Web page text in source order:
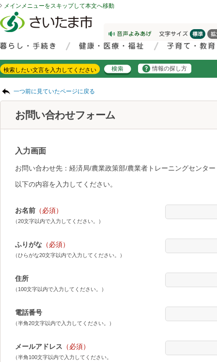
メインメニューをスキップして本文へ移動
情報の探し方
一つ前に見ていたページに戻る
お問い合わせフォーム
入力画面
お問い合わせ先：経済局/農業政策部/農業者トレーニングセンター
以下の内容を入力してください。
お名前 （必須）
（20文字以内で入力してください。）
ふりがな （必須）
（ひらがな20文字以内で入力してください。）
住所
（100文字以内で入力してください。）
電話番号
（半角20文字以内で入力してください。）
メールアドレス （必須）
（半角100文字以内で入力してください。